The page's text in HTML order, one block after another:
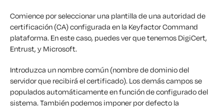
Comience por seleccionar una plantilla de una autoridad de
certificación (CA) configurada en la KeyfactorCommand
plataforma. En este caso, puedes ver que tenemos DigiCert,
Entrust, y Microsoft.
Introduzca un nombre común (nombre de dominio del
servidor que recibirá el certificado). Los demás camposse
populados automáticamenteen función deconfiguradodel
sistema.También podemos imponer por defecto la